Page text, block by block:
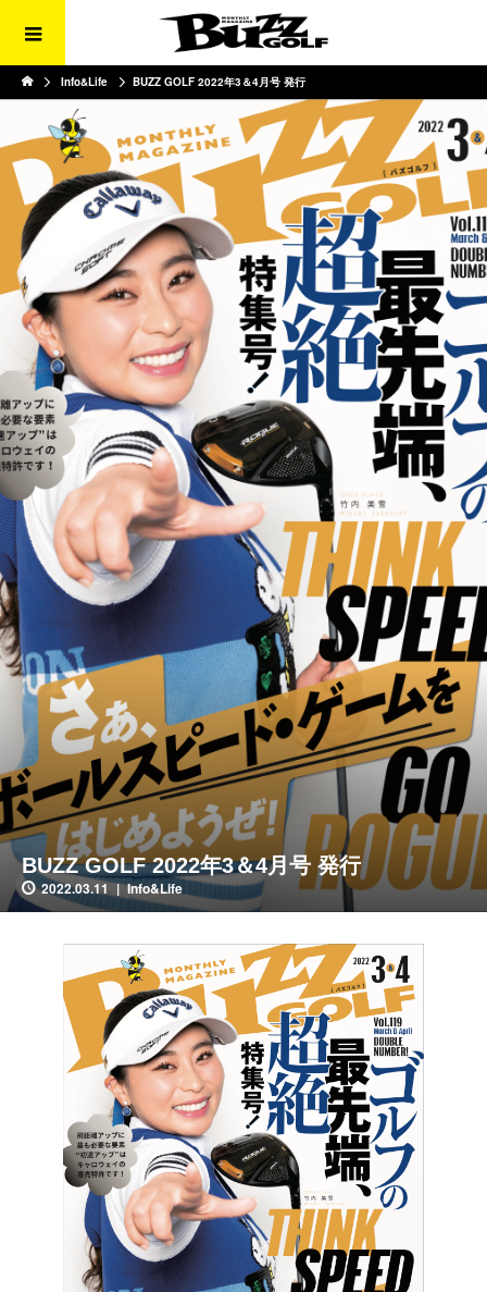
Info&Life BUZZ GOLF 2022年3＆4月号 発行
BUZZ GOLF 2022年3＆4月号 発行
2022.03.11 Info&Life